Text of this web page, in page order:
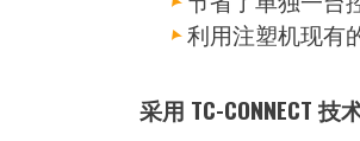
利用注塑机现有
采用 TC-CONNECT 技